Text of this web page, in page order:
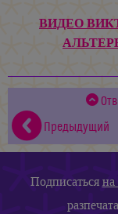
ВИДЕО
Предыдущий
Подписатьсяна